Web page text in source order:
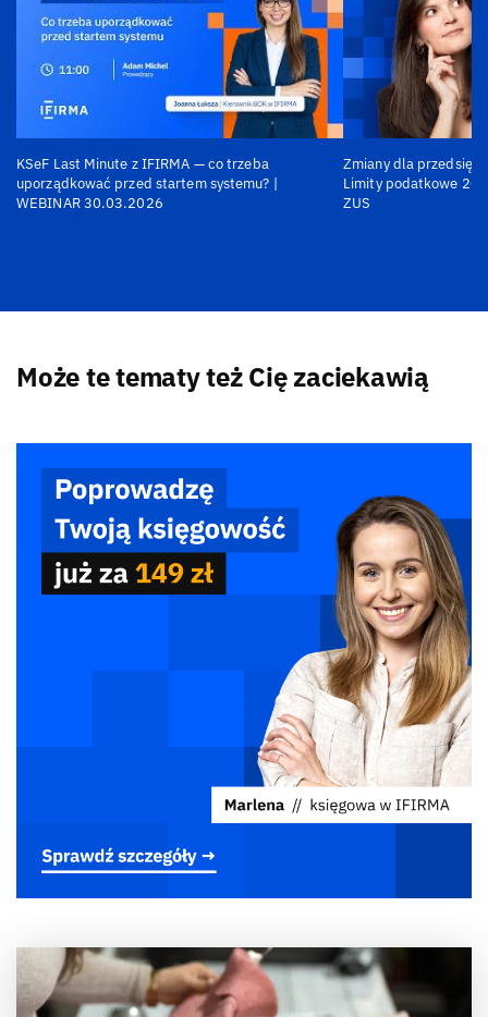
KSeF Last Minute z IFIRMA — co trzeba
uporządkować przed startem systemu? |
WEBINAR 30.03.2026
Zmiany dla
Limity podatkowe
ZUS
Może te tematy też Cię zaciekawią